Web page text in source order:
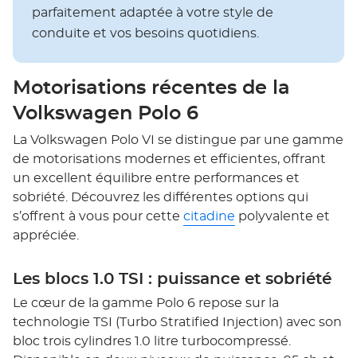
parfaitement adaptée à votre style de
conduite et vos besoins quotidiens.
Motorisations récentes de la
Volkswagen Polo 6
La Volkswagen Polo VI se distingue par une gamme
de motorisations modernes et efficientes, offrant
un excellent équilibre entre performances et
sobriété. Découvrez les différentes options qui
s’offrent à vous pour cette citadine polyvalente et
appréciée.
Les blocs 1.0 TSI : puissance et sobriété
Le cœur de la gamme Polo 6 repose sur la
technologie TSI (Turbo Stratified Injection) avec son
bloc trois cylindres 1.0 litre turbocompressé.